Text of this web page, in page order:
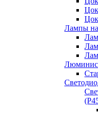
Лампы